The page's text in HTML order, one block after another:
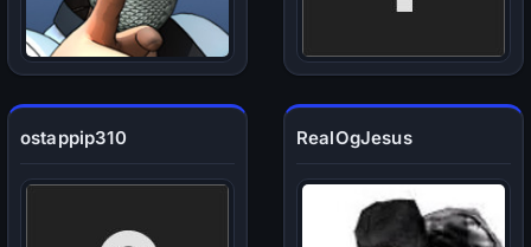
ostappip310 RealOgJesus